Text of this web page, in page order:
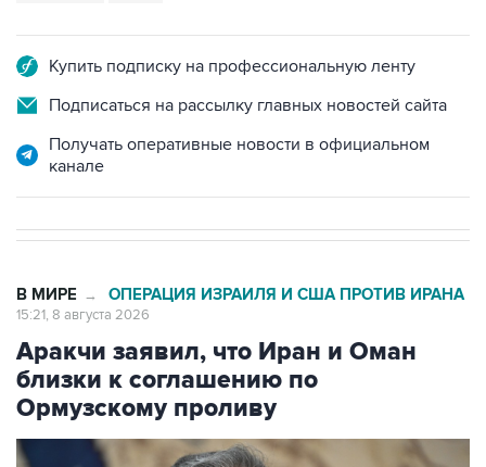
Купить подписку на профессиональную ленту
Подписаться на рассылку главных новостей сайта
Получать оперативные новости в официальном
канале
В МИРЕ → ОПЕРАЦИЯ ИЗРАИЛЯ И США ПРОТИВ ИРАНА
15:21, 8 августа 2026
Аракчи заявил, что Иран и Оман
близки к соглашению по
Ормузскому проливу